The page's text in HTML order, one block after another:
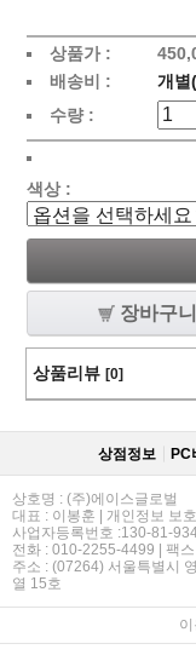
상품가 :
배송비 :
개별
수량 :
색상 :
장바구니
상품리뷰 [0]
상점정보 PC
상호명 : (주)에이스글로벌
대표 : 이봉훈 | 개인정보 보
사업자등록번호 :130-81-
전화 : 010-2255-4499 | 팩
주소 : (07264) 서울특별시
열 15호